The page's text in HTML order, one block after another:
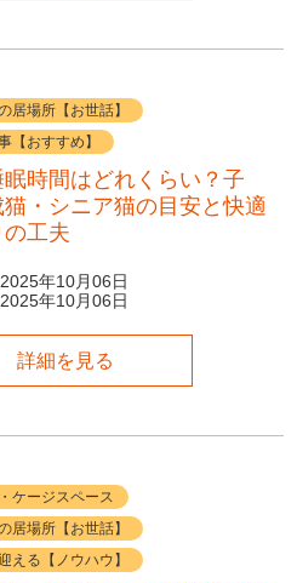
居場所【お世話】
【おすすめ】
時間はどれくらい？子
・シニア猫の目安と快適
工夫
2025年10月06日
2025年10月06日
詳細を見る
ケージスペース
居場所【お世話】
える【ノウハウ】